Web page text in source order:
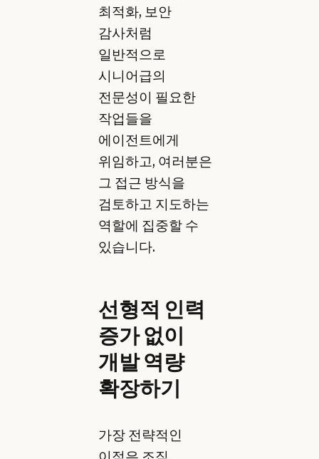
최적화, 보안
감사처럼
일반적으로
시니어급의
전문성이 필요한
작업들을
에이전트에게
위임하고, 여러분은
그 접근 방식을
검토하고 지도하는
역할에 집중할 수
있습니다.
선형적 인력
증가 없이
개발 역량
확장하기
가장 전략적인